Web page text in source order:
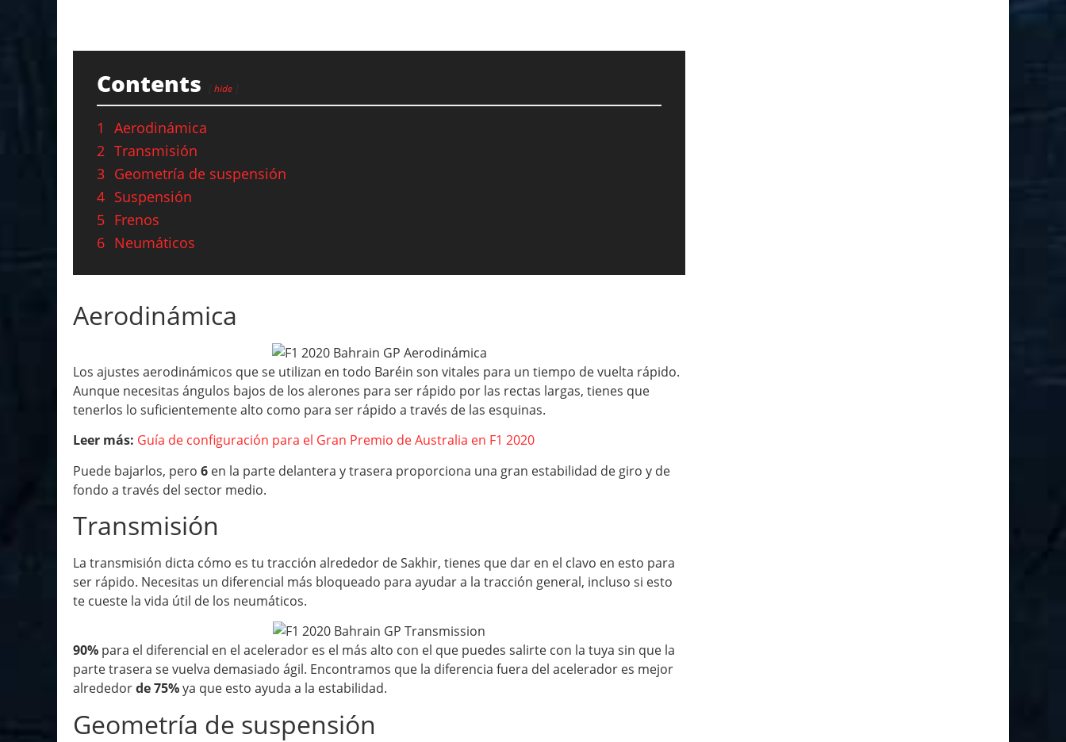
Contents hide
1
Aerodinámica
2 Transmisión
3 Geometría de suspensión
4 Suspensión
5 Frenos
6 Neumáticos
Aerodinámica
Los ajustes aerodinámicos que se utilizan en todo Baréin son vitales para un tiempo de vuelta rápido.
Aunque necesitas ángulos bajos de los alerones para ser rápido por las rectas largas, tienes que
tenerlos lo suficientemente alto como para ser rápido a través de las esquinas.
Leer más: Guía de configuración para el Gran Premio de Australia en F1 2020
Puede bajarlos, pero 6 en la parte delantera y trasera proporciona una gran estabilidad de giro y de
fondo a través del sector medio.
Transmisión
La transmisión dicta cómo es tu tracción alrededor de Sakhir, tienes que dar en el clavo en esto para
ser rápido. Necesitas un diferencial más bloqueado para ayudar a la tracción general, incluso si esto
te cueste la vida útil de los neumáticos.
90% para el diferencial en el acelerador es el más alto con el que puedes salirte con la tuya sin que la
parte trasera se vuelva demasiado ágil. Encontramos que la diferencia fuera del acelerador es mejor
alrededorde 75%ya que esto ayuda a la estabilidad.
Geometría de suspensión